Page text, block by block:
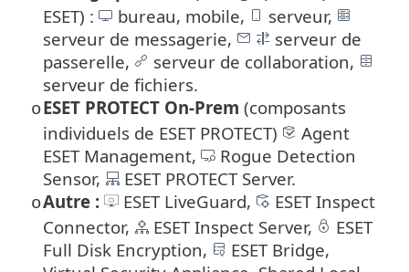
ESET) :
bureau, mobile,
serveur,
serveur de messagerie,
serveur de
passerelle,
serveur de collaboration,
serveur de fichiers.
oESET PROTECT On-Prem (composants
individuels de ESET PROTECT)
Agent
ESET Management,
Rogue Detection
Sensor,
ESET PROTECT Server.
oAutre : ESET LiveGuard,
ESET Inspect
Connector,
ESET Inspect Server,
ESET
Full Disk Encryption,
ESET Bridge,